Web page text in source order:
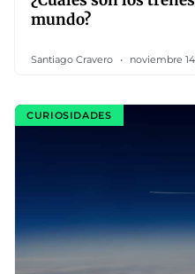
mundo?
Santiago Cravero noviembre
CURIOSIDADES